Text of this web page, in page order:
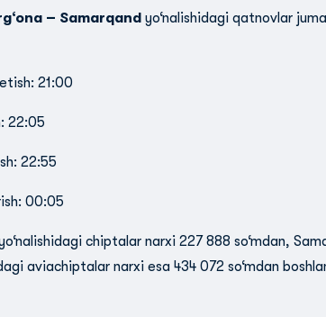
– Samarqand yo‘nalishidagi qatnovlar
21:00
22:05
22:55
00:05
chiptalar narxi 227 888 so‘mdan,
aviachiptalar narxi esa 434 072 so‘mdan